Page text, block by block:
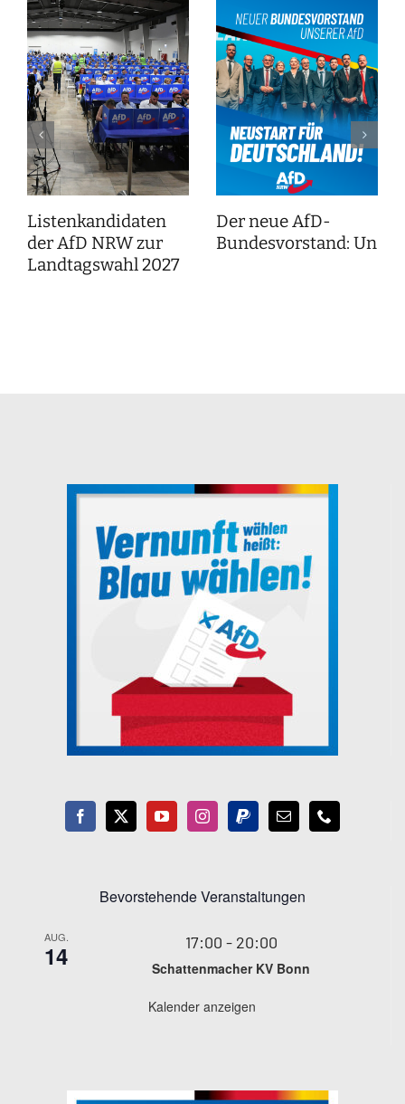
Listenkandidaten
der AfD NRW zur
Landtagswahl 2027
Der neue AfD-
Bundesvorstand:
Bevorstehende Veranstaltungen
AUG.
14 17:00 - 20:00
Schattenmacher KV Bonn
Kalender anzeigen